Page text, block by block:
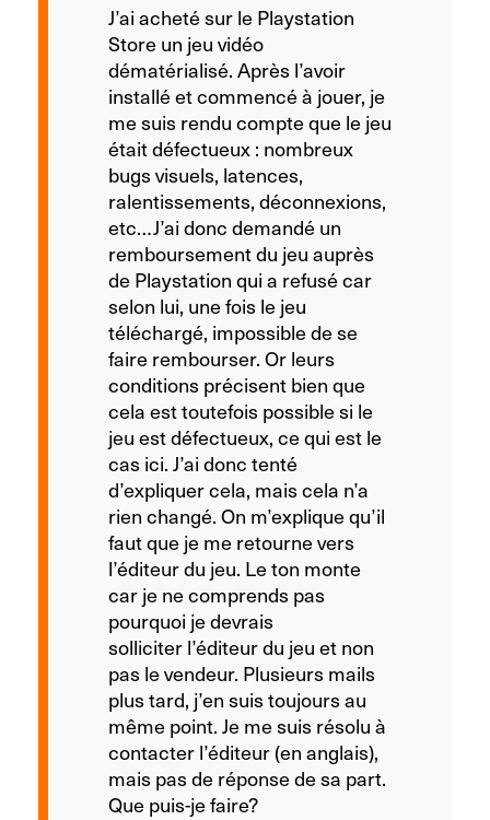
J’ai acheté sur le Playstation
Store un jeu vidéo
dématérialisé. Après l’avoir
installé et commencé à jouer, je
me suis rendu compte que le jeu
était défectueux : nombreux
bugs visuels, latences,
ralentissements, déconnexions,
etc…J’ai donc demandé un
remboursement du jeu auprès
de Playstation qui a refusé car
selon lui, une fois le jeu
téléchargé, impossible de se
faire rembourser. Or leurs
conditions précisent bien que
cela est toutefois possible si le
jeu est défectueux, ce qui est le
cas ici. J’ai donc tenté
d’expliquer cela, mais cela n’a
rien changé. On m’explique qu’il
faut que je me retourne vers
l’éditeur du jeu. Le ton monte
car je ne comprends pas
pourquoi je devrais
solliciter l’éditeur du jeu et non
pas le vendeur. Plusieurs mails
plus tard, j’en suis toujours au
même point. Je me suis résolu à
contacter l’éditeur (en anglais),
mais pas de réponse de sa part.
Que puis-je faire?